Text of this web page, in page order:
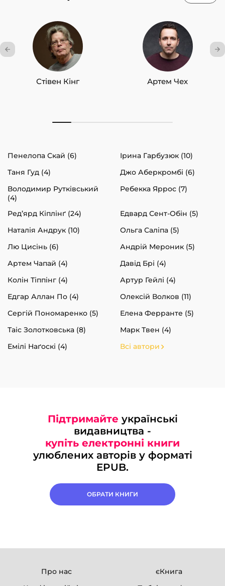
Стівен Кінг Артем Чех
Пенелопа Скай (6)
Ірина Гарбузюк (10)
Таня Гуд (4)
Джо Аберкромбі (6)
Володимир Рутківський
(4)
Ребекка Яррос (7)
Ред’ярд Кіплінґ (24)
Едвард Сент-Обін (5)
Наталія Андрук (10)
Ольга Саліпа (5)
Лю Цисінь (6)
Андрій Мероник (5)
Артем Чапай (4)
Давід Брі (4)
Колін Тіппінг (4)
Артур Гейлі (4)
Едгар Аллан По (4)
Олексій Волков (11)
Сергій Пономаренко (5)
Елена Ферранте (5)
Таіс Золотковська (8)
Марк Твен (4)
Емілі Наґоскі (4)
Всі автори
Підтримайте українські
видавництва -
купіть електронні книги
улюблених авторів у форматі
EPUB.
ОБРАТИ КНИГИ
Про нас
єКнига